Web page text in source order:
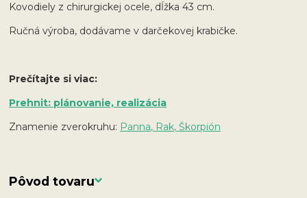
Kovodiely z chirurgickej ocele, dĺžka 43 cm.
Ručná výroba, dodávame v darčekovej krabičke.
Prečítajte si viac:
Prehnit: plánovanie, realizácia
Znamenie zverokruhu: Panna, Rak, Škorpión
Pôvod tovaru